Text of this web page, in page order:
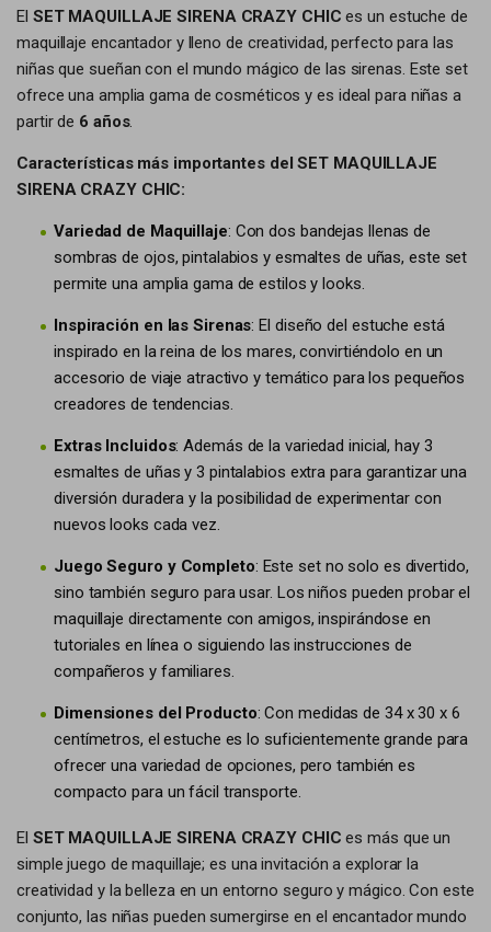
El SET MAQUILLAJE SIRENA CRAZY CHIC es un estuche de
maquillaje encantador y lleno de creatividad, perfecto para las
niñas que sueñan con el mundo mágico de las sirenas. Este set
ofrece una amplia gama de cosméticos y es ideal para niñas a
partir de 6 años.
Características más importantes del SET MAQUILLAJE
SIRENA CRAZY CHIC:
Variedad de Maquillaje: Con dos bandejas llenas de
sombras de ojos, pintalabios y esmaltes de uñas, este set
permite una amplia gama de estilos y looks.
Inspiración en las Sirenas: El diseño del estuche está
inspirado en la reina de los mares, convirtiéndolo en un
accesorio de viaje atractivo y temático para los pequeños
creadores de tendencias.
Extras Incluidos: Además de la variedad inicial, hay 3
esmaltes de uñas y 3 pintalabios extra para garantizar una
diversión duradera y la posibilidad de experimentar con
nuevos looks cada vez.
Juego Seguro y Completo: Este set no solo es divertido,
sino también seguro para usar. Los niños pueden probar el
maquillaje directamente con amigos, inspirándose en
tutoriales en línea o siguiendo las instrucciones de
compañeros y familiares.
Dimensiones del Producto: Con medidas de 34 x 30 x 6
centímetros, el estuche es lo suficientemente grande para
ofrecer una variedad de opciones, pero también es
compacto para un fácil transporte.
El SET MAQUILLAJE SIRENA CRAZY CHIC es más que un
simple juego de maquillaje; es una invitación a explorar la
creatividad y la belleza en un entorno seguro y mágico. Con este
conjunto, las niñas pueden sumergirse en el encantador mundo